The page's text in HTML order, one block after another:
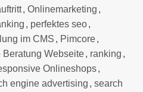
, Onlinemarketing ,
, perfektes seo,
im CMS , Pimcore,
Beratung Webseite, ranking ,
Onlineshops,
engine advertising , search